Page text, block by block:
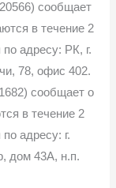
сообщает
в течение 2
адресу: РК, г.
78, офис 402.
сообщает о
в течение 2
адресу: г.
дом 43А, н.п.